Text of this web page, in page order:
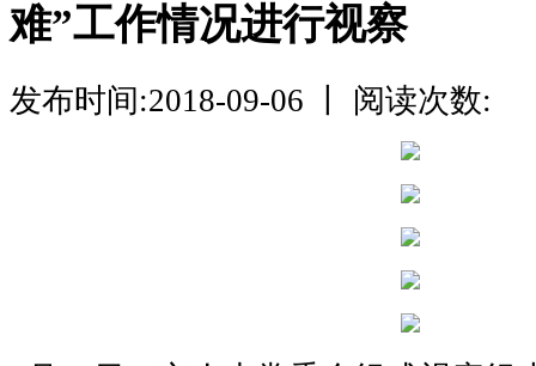
难”工作情况进行视察
发布时间:2018-09-06 丨 阅读次数: